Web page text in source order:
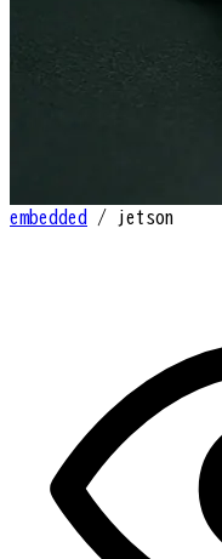
embedded / jetson